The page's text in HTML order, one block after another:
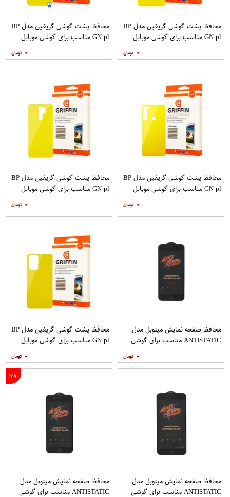
محافظ پشت گوشی گریفین مدل BP
GN pl مناسب برای گوشی موبایل
۰
محافظ پشت گوشی گریفین مدل BP
GN pl مناسب برای گوشی موبایل
۰
محافظ پشت گوشی گریفین مدل BP
GN pl مناسب برای گوشی موبایل
۰
محافظ پشت گوشی گریفین مدل BP
GN pl مناسب برای گوشی موبایل
۰
محافظ صفحه نمایش میتوبل مدل
ANTISTATIC مناسب برای گوشی
۰
محافظ پشت گوشی گریفین مدل BP
GN pl مناسب برای گوشی موبایل
۰
محافظ صفحه نمایش میتوبل مدل
ANTISTATIC مناسب برای گوشی
5%
محافظ صفحه نمایش میتوبل مدل
ANTISTATIC مناسب برای گوشی